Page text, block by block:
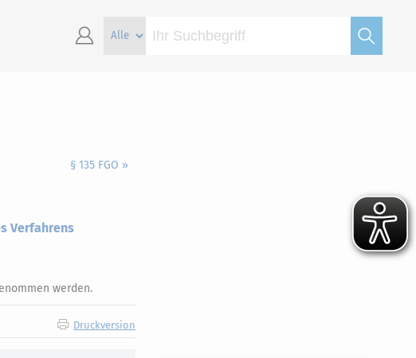
§ 135 FGO »
Verfahrens
werden.
Druckversion